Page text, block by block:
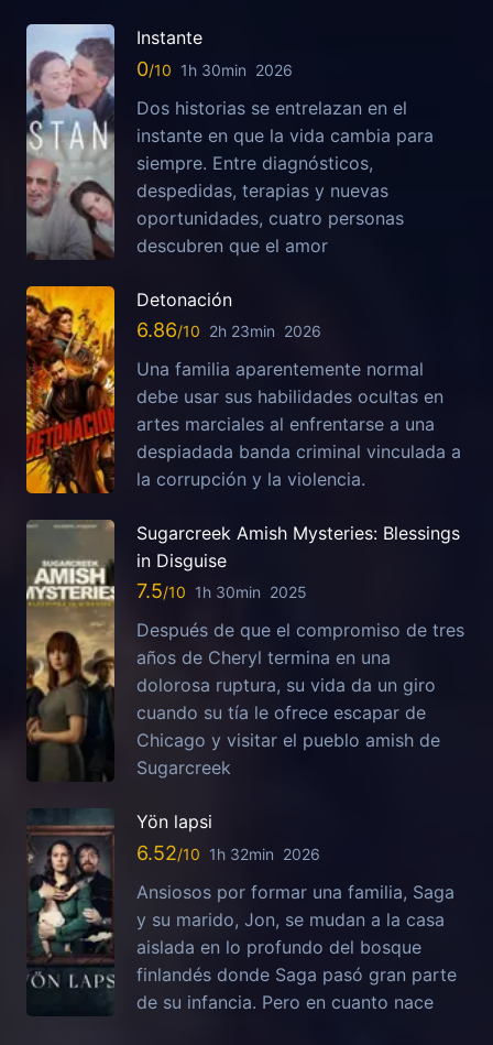
Instante
0 1h 30min 2026
Dos historias se entrelazan en el
instante en que la vida cambia para
siempre. Entre diagnósticos,
despedidas, terapias y nuevas
oportunidades, cuatro personas
descubren que el amor
Detonación
6.86 2h 23min 2026
Una familia aparentemente normal
debe usar sus habilidades ocultas en
artes marciales al enfrentarse a una
despiadada banda criminal vinculada a
la corrupción y la violencia.
Sugarcreek Amish Mysteries: Blessings
in Disguise
7.5 1h 30min 2025
Después de que el compromiso de tres
años de Cheryl termina en una
dolorosa ruptura, su vida da un giro
cuando su tía le ofrece escapar de
Chicago y visitar el pueblo amish de
Sugarcreek
Yön lapsi
6.52 1h 32min 2026
Ansiosos por formar una familia, Saga
y su marido, Jon, se mudan a la casa
aislada en lo profundo del bosque
finlandés donde Saga pasó gran parte
de su infancia. Pero en cuanto nace